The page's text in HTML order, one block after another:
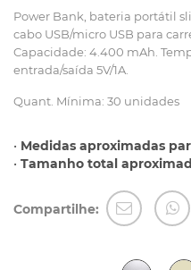
Power Bank, bateria portátil
cabo USB/micro USB para
Capacidade: 4.400 mAh.
entrada/saída 5V/1A.
Quant. Mínima: 30 unidades
• Medidas aproximadas
• Tamanho total
Compartilhe: